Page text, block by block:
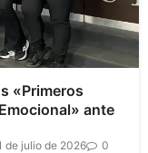
«Primeros
ante
de julio de 2026 0